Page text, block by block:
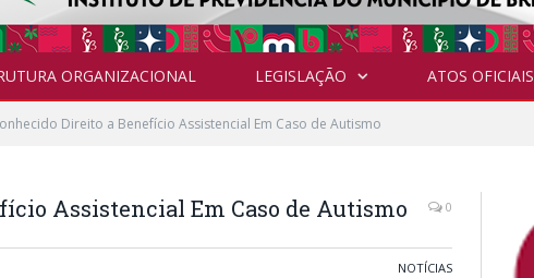
ORGANIZACIONAL LEGISLAÇÃO ATOS OFICIAIS
Direito a Benefício Assistencial Em Caso de Autismo
Assistencial Em Caso de Autismo 0
NOTÍCIAS